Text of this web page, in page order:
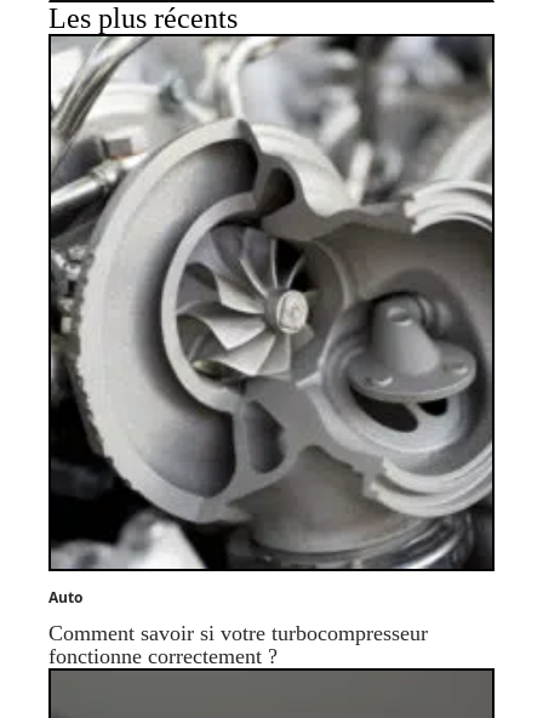
Les plus récents
Auto
Comment savoir si votre turbocompresseur
fonctionne correctement ?